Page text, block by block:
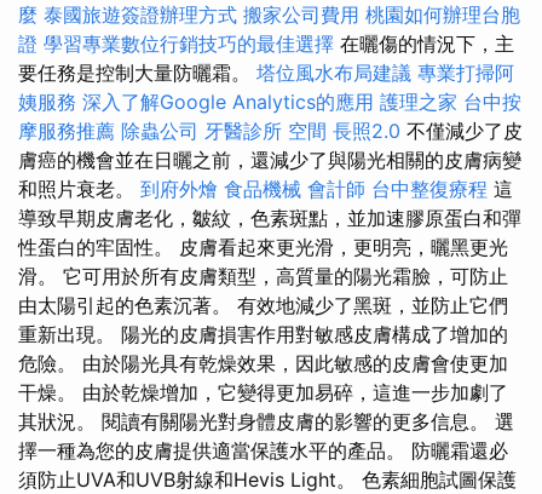
麼 泰國旅遊簽證辦理方式 搬家公司費用 桃園如何辦理台胞
證 學習專業數位行銷技巧的最佳選擇 在曬傷的情況下，主
要任務是控制大量防曬霜。 塔位風水布局建議 專業打掃阿
姨服務 深入了解Google Analytics的應用 護理之家 台中按
摩服務推薦 除蟲公司 牙醫診所 空間 長照2.0 不僅減少了皮
膚癌的機會並在日曬之前，還減少了與陽光相關的皮膚病變
和照片衰老。 到府外燴 食品機械 會計師 台中整復療程 這
導致早期皮膚老化，皺紋，色素斑點，並加速膠原蛋白和彈
性蛋白的牢固性。 皮膚看起來更光滑，更明亮，曬黑更光
滑。 它可用於所有皮膚類型，高質量的陽光霜臉，可防止
由太陽引起的色素沉著。 有效地減少了黑斑，並防止它們
重新出現。 陽光的皮膚損害作用對敏感皮膚構成了增加的
危險。 由於陽光具有乾燥效果，因此敏感的皮膚會使更加
干燥。 由於乾燥增加，它變得更加易碎，這進一步加劇了
其狀況。 閱讀有關陽光對身體皮膚的影響的更多信息。 選
擇一種為您的皮膚提供適當保護水平的產品。 防曬霜還必
須防止UVA和UVB射線和Hevis Light。 色素細胞試圖保護